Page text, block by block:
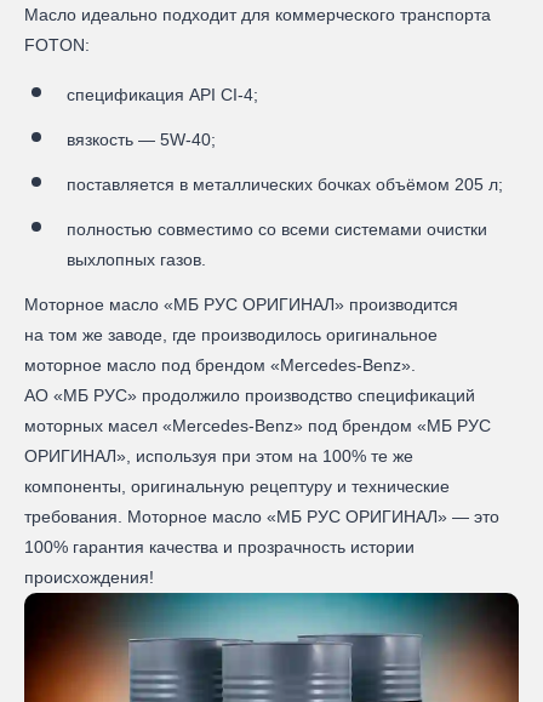
Масло идеально подходит для коммерческого транспорта
FOTON:
спецификация API CI-4;
вязкость — 5W-40;
поставляется в металлических бочках объёмом 205 л;
полностью совместимо со всеми системами очистки
выхлопных газов.
Моторное масло «МБ РУС ОРИГИНАЛ» производится
на том же заводе, где производилось оригинальное
моторное масло под брендом «Mercedes-Benz».
АО «МБ РУС» продолжило производство спецификаций
моторных масел «Mercedes-Benz» под брендом «МБ РУС
ОРИГИНАЛ», используя при этом на 100% те же
компоненты, оригинальную рецептуру и технические
требования. Моторное масло «МБ РУС ОРИГИНАЛ» — это
100% гарантия качества и прозрачность истории
происхождения!